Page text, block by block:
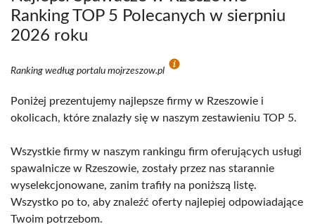
Ranking TOP 5 Polecanych w sierpniu
2026 roku
Ranking według portalu mojrzeszow.pl
Poniżej prezentujemy najlepsze firmy w Rzeszowie i
okolicach, które znalazły się w naszym zestawieniu TOP 5.
Wszystkie firmy w naszym rankingu firm oferujących usługi
spawalnicze w Rzeszowie, zostały przez nas starannie
wyselekcjonowane, zanim trafiły na poniższą listę.
Wszystko po to, aby znaleźć oferty najlepiej odpowiadające
Twoim potrzebom.